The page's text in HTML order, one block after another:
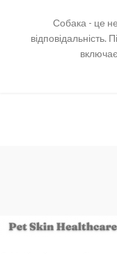
Собака - це
відповідальність.
включає